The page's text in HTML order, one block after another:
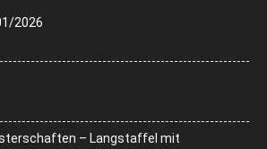
2026
– Langstaffel mit